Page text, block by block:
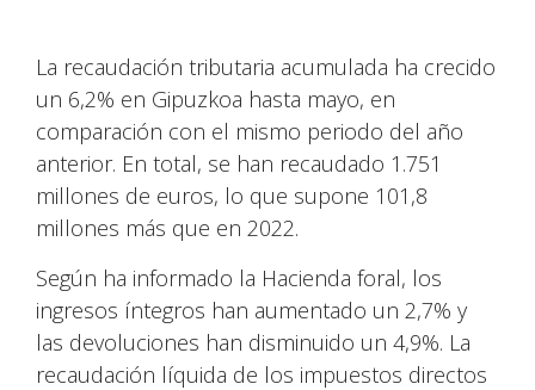
La recaudación tributaria acumulada ha crecido
un 6,2% en Gipuzkoa hasta mayo, en
comparación con el mismo periodo del año
anterior. En total, se han recaudado 1.751
millones de euros, lo que supone 101,8
millones más que en 2022.
Según ha informado la Hacienda foral, los
ingresos íntegros han aumentado un 2,7% y
las devoluciones han disminuido un 4,9%. La
recaudación líquida de los impuestos directos